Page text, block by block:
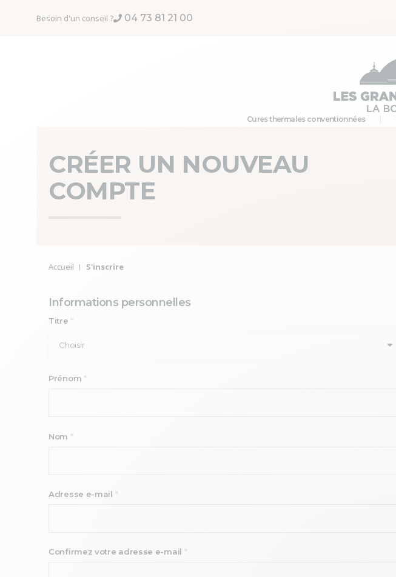
Besoin d'un conseil ? 04 73 81 21 00
Cures thermales conventionnées
CRÉER UN NOUVEAU
COMPTE
Vous êtes ici :
Accueil S'inscrire
Informations personnelles
Titre*
Prénom *
Nom *
Adresse e-mail *
Confirmez votre adresse e-mail *